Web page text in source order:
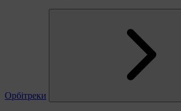
Орбітреки